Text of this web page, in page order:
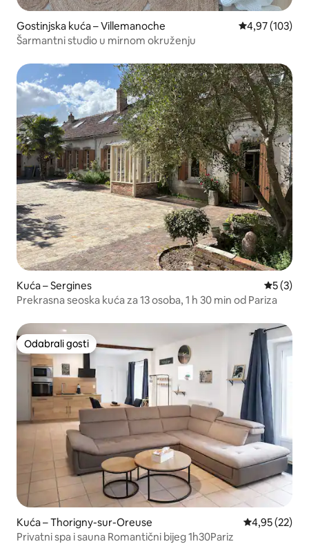
Gostinjska kuća – Villemanoche Prosječna
4,97 (103)
Šarmantni studio u mirnom okruženju
Kuća – Sergines
5 (3)
Prekrasna seoska kuća za 13 osoba, 1 h 30 min od Pariza
Odabrali gosti
Odabrali gosti
Kuća – Thorigny-sur-Oreuse Prosječna
4,95 (22)
Privatni spa i sauna Romantični bijeg 1h30Pariz